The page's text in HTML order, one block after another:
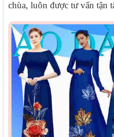
chùa, luôn được tư vấn tận